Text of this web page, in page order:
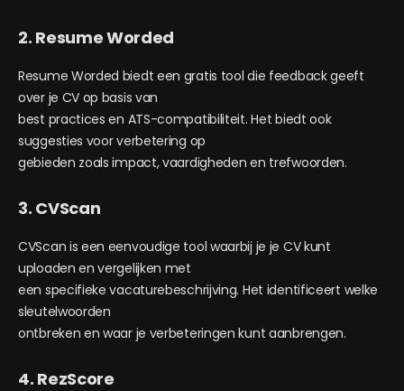
2. Resume Worded
Resume Worded biedt een gratis tool die feedback geeft
over je CV op basis van
best practices en ATS-compatibiliteit. Het biedt ook
suggesties voor verbetering op
gebieden zoals impact, vaardigheden en trefwoorden.
3. CVScan
CVScan is een eenvoudige tool waarbij je je CV kunt
uploaden en vergelijken met
een specifieke vacaturebeschrijving. Het identificeert welke
sleutelwoorden
ontbreken en waar je verbeteringen kunt aanbrengen.
4. RezScore